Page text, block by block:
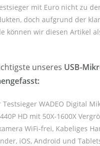
mit Euro nicht zu
doch aufgrund der
können wir diesen Artikel
unseres USB-
WADEO Digital
HD mit 50X-1600X
WiFi-frei, Kabeliges
iOS, Android und